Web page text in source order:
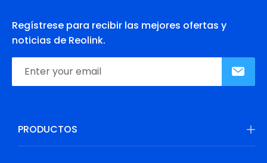
Regístrese para recibir las mejores ofertas y
noticias de Reolink.
PRODUCTOS